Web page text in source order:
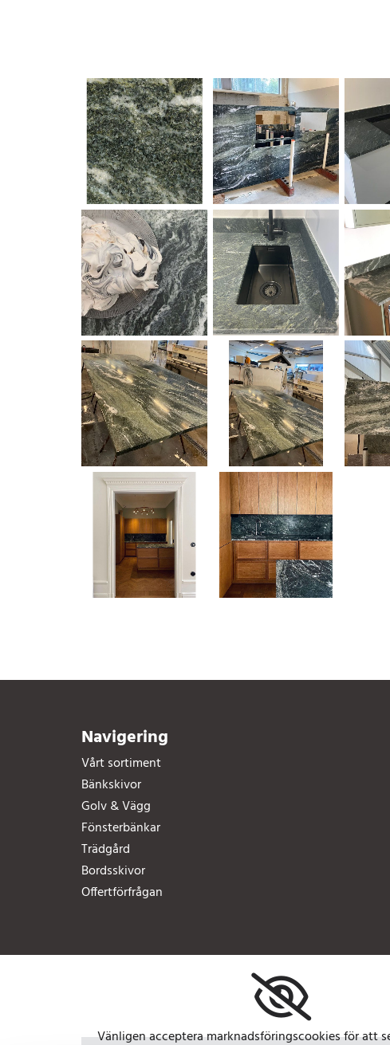
Navigering
Vårt sortiment
Bänkskivor
Golv & Vägg
Fönsterbänkar
Trädgård
Bordsskivor
Offertförfrågan
Vänligen acceptera marknadsföringscookies för att